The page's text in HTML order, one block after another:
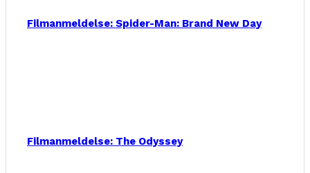
Filmanmeldelse: Spider-Man: Brand New Day
Filmanmeldelse: The Odyssey